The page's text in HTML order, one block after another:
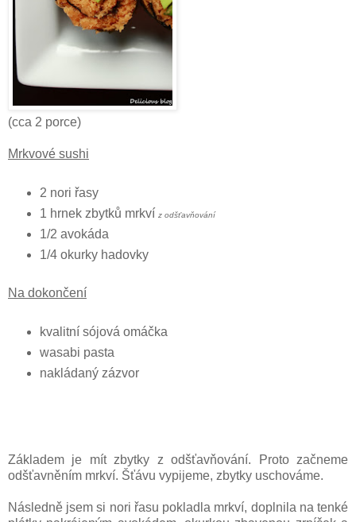
(cca 2 porce)
Mrkvové sushi
2 nori řasy
1 hrnek zbytků mrkví z odšťavňování
1/2 avokáda
1/4 okurky hadovky
Na dokončení
kvalitní sójová omáčka
wasabi pasta
nakládaný zázvor
Základem je mít zbytky z odšťavňování. Proto začneme
odšťavněním mrkví. Šťávu vypijeme, zbytky uschováme.
Následně jsem si nori řasu pokladla mrkví, doplnila na tenké